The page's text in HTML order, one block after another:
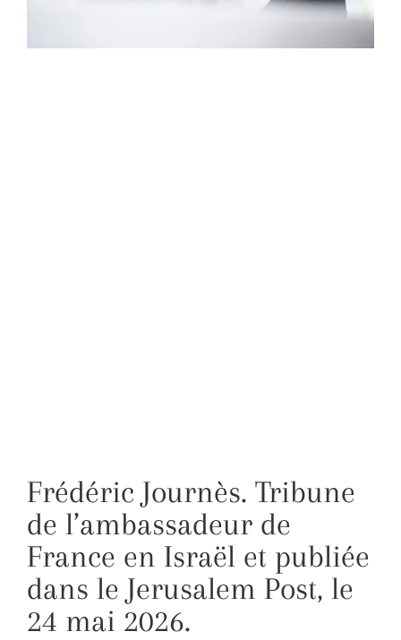
Frédéric Journès. Tribune
de l’ambassadeur de
France en Israël et publiée
dans le Jerusalem Post, le
24 mai 2026.